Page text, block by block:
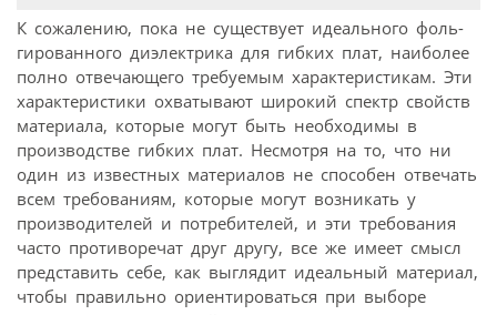
К сожалению, пока не существует идеального фоль-
гированного диэлектрика для гибких плат, наиболее
полно отвечающего требуемым характеристикам. Эти
характеристики охватывают широкий спектр свойств
материала, которые могут быть необходимы в
производстве гибких плат. Несмотря на то, что ни
один из известных материалов не способен отвечать
всем требованиям, которые могут возникать у
производителей и потребителей, и эти требования
часто противоречат друг другу, все же имеет смысл
представить себе, как выглядит идеальный материал,
чтобы правильно ориентироваться при выборе